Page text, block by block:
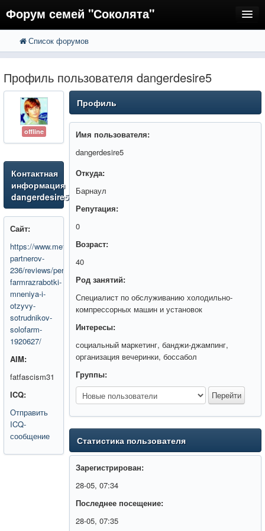
Форум семей "Соколята"
FAQ
Регистрация
Вход
Список форумов
Профиль пользователя dangerdesire5
offline
Контактная
информация
dangerdesire5
Сайт:
https://www.metronews.ru/partners/novosti-
partnerov-
236/reviews/perspektivy-
farmrazrabotki-
mneniya-i-
otzyvy-
sotrudnikov-
solofarm-
1920627/
AIM:
fatfascism31
ICQ:
Отправить
ICQ-
сообщение
Профиль
Имя пользователя:
dangerdesire5
Откуда:
Барнаул
Репутация:
0
Возраст:
40
Род занятий:
Специалист по обслуживанию холодильно-
компрессорных машин и установок
Интересы:
социальный маркетинг, банджи-джампинг,
организация вечеринки, боссабол
Группы:
Статистика пользователя
Зарегистрирован:
28-05, 07:34
Последнее посещение:
28-05, 07:35